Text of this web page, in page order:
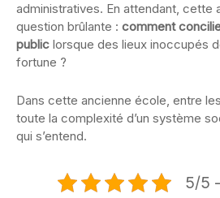
administratives. En attendant, cette
question brûlante : comment
public lorsque des lieux inoccupés
fortune ?
Dans cette ancienne école, entre
toute la complexité d’un système
qui s’entend.
5/5